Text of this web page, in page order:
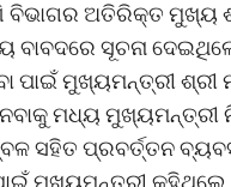
ବିଭାଗର ଅତିରିକ୍ତ ମୁଖ୍ୟ
ବାବଦରେ ସୂଚନା
ପାଇଁ ମୁଖ୍ୟମନ୍ତ୍ରୀ
ମଧ୍ୟ ମୁଖ୍ୟମନ୍ତ୍ରୀ
ସହିତ ପ୍ରବର୍ତ୍ତନ
ମୁଖ୍ୟମନ୍ତ୍ରୀ କହିଥିଲେ